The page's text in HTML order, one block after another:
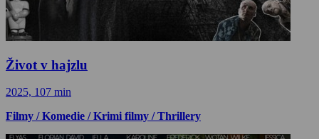
Život v hajzlu
2025, 107 min
Filmy / Komedie / Krimi filmy / Thrillery